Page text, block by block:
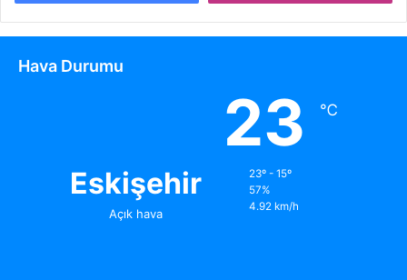
Hava Durumu
Eskişehir
Açık hava
23 ℃
23º - 15º
57%
4.92 km/h